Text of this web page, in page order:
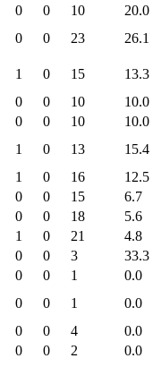
0 0 10 20.0
0 0 23 26.1
1 0 15 13.3
0 0 10 10.0
0 0 10 10.0
1 0 13 15.4
1 0 16 12.5
0 0 15 6.7
0 0 18 5.6
1 0 21 4.8
0 0 3 33.3
0 0 1 0.0
0 0 1 0.0
0 0 4 0.0
0 0 2 0.0